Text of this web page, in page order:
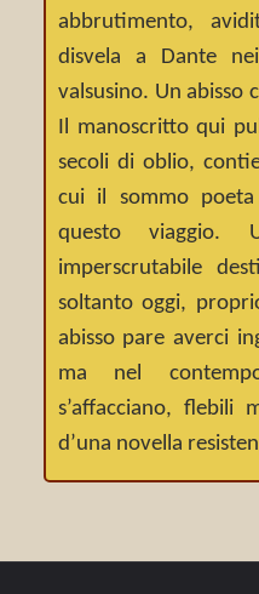
abbrutimento,
disvela a Dante
valsusino. Un abisso
Il manoscritto qui
secoli di oblio,
cui il sommo
questo viaggio.
imperscrutabile
soltanto oggi,
abisso pare averci
ma nel
s’affacciano, flebili
d’una novella